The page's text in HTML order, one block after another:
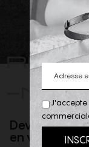
-
Devenez
en vous